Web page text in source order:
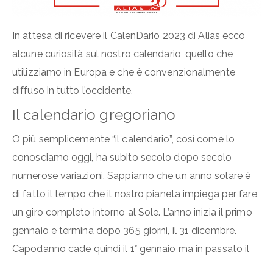
In attesa di ricevere il CalenDario 2023 di Alias ecco
alcune curiosità sul nostro calendario, quello che
utilizziamo in Europa e che è convenzionalmente
diffuso in tutto l’occidente.
Il calendario gregoriano
O più semplicemente “il calendario”, così come lo
conosciamo oggi, ha subito secolo dopo secolo
numerose variazioni. Sappiamo che un anno solare è
di fatto il tempo che il nostro pianeta impiega per fare
un giro completo intorno al Sole. L’anno inizia il primo
gennaio e termina dopo 365 giorni, il 31 dicembre.
Capodanno cade quindi il 1° gennaio ma in passato il